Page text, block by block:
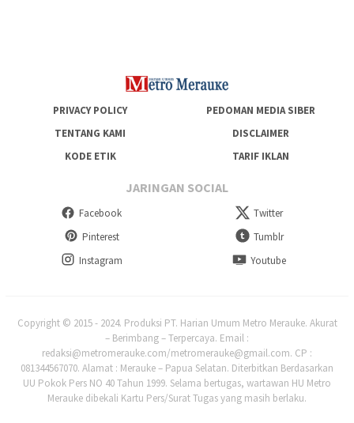
PRIVACY POLICY
PEDOMAN MEDIA SIBER
TENTANG KAMI
DISCLAIMER
KODE ETIK
TARIF IKLAN
JARINGAN SOCIAL
Facebook
Twitter
Pinterest
Tumblr
Instagram
Youtube
Copyright © 2015 - 2024. Produksi PT. Harian Umum Metro Merauke. Akurat
– Berimbang – Terpercaya. Email :
redaksi@metromerauke.com/metromerauke@gmail.com. CP :
081344567070. Alamat : Merauke – Papua Selatan. Diterbitkan Berdasarkan
UU Pokok Pers NO 40 Tahun 1999. Selama bertugas, wartawan HU Metro
Merauke dibekali Kartu Pers/Surat Tugas yang masih berlaku.